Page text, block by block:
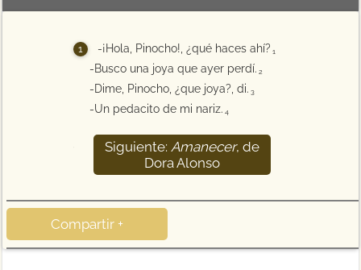
-¡Hola, Pinocho!, ¿qué haces ahí? 1
-Busco una joya que ayer perdí. 2
-Dime, Pinocho, ¿que joya?, di. 3
-Un pedacito de mi nariz. 4
Siguiente:Amanecer, de
Dora Alonso
Compartir +